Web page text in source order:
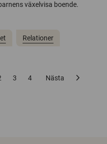
växelvisa boende.
Relationer
3 4 Nästa chevron_right